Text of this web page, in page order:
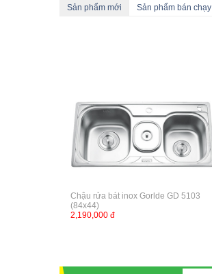
Sản phẩm mới Sản phẩm bán chạy
Chậu rửa bát inox Gorlde GD 5103
(84x44)
2,190,000 đ